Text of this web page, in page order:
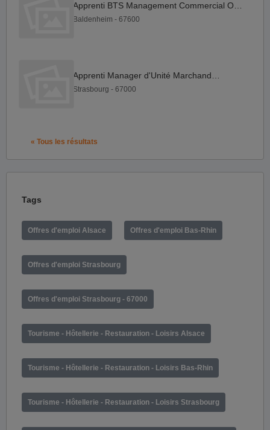
Baldenheim - 67600
Strasbourg - 67000
« Tous les résultats
Tags
Offres d'emploi Alsace Offres d'emploi Bas-Rhin
Offres d'emploi Strasbourg
Offres d'emploi Strasbourg - 67000
Tourisme - Hôtellerie - Restauration - Loisirs Alsace
Tourisme - Hôtellerie - Restauration - Loisirs Bas-Rhin
Tourisme - Hôtellerie - Restauration - Loisirs Strasbourg